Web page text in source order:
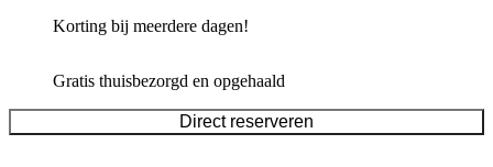
Korting bij meerdere dagen!
Gratis thuisbezorgd en opgehaald
Direct reserveren